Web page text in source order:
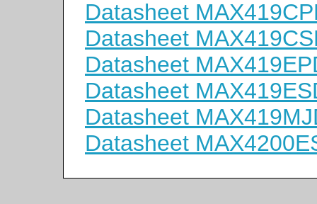
Datasheet
Datasheet
Datasheet
Datasheet
Datasheet
Datasheet